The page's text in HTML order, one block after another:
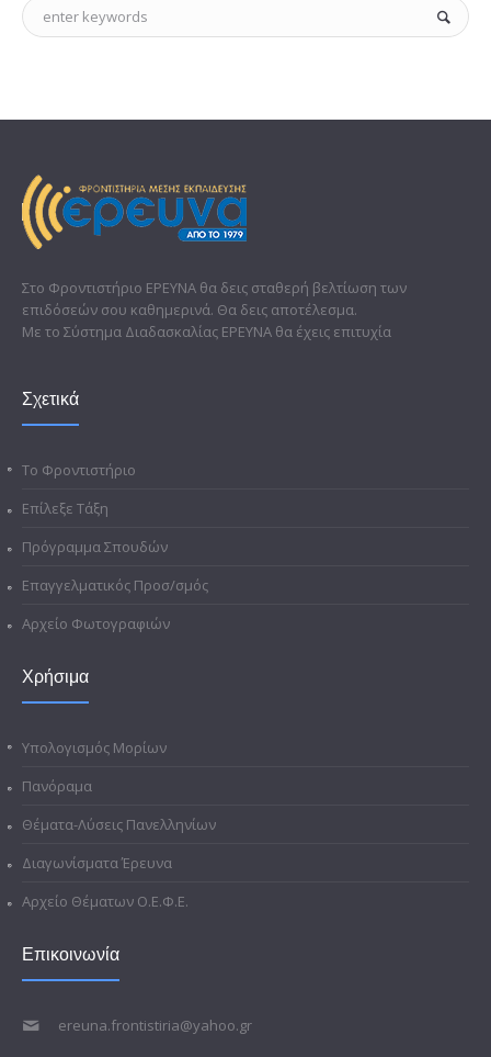
Στο Φροντιστήριο ΕΡΕΥΝΑ θα δεις σταθερή βελτίωση των
επιδόσεών σου καθημερινά. Θα δεις αποτέλεσμα.
Με το Σύστημα Διαδασκαλίας ΕΡΕΥΝΑ θα έχεις επιτυχία
Σχετικά
Το Φροντιστήριο
Επίλεξε Τάξη
Πρόγραμμα Σπουδών
Επαγγελματικός Προσ/σμός
Αρχείο Φωτογραφιών
Χρήσιμα
Υπολογισμός Μορίων
Πανόραμα
Θέματα-Λύσεις Πανελληνίων
Διαγωνίσματα Έρευνα
Αρχείο Θέματων Ο.Ε.Φ.Ε.
Επικοινωνία
ereuna.frontistiria@yahoo.gr